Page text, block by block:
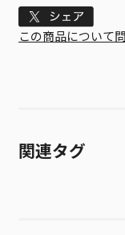
Tweet
この商品について
関連タグ